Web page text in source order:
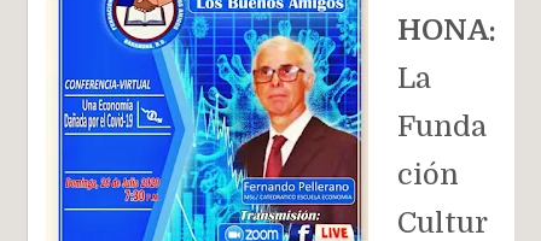
HONA:
La
Funda
ción
Cultur